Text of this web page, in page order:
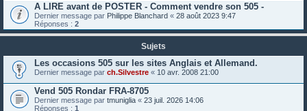
A LIRE avant de POSTER - Comment vendre son 505 -
Dernier message par Philippe Blanchard « 28 août 2023 9:47
Réponses : 2
Sujets
Les occasions 505 sur les sites Anglais et Allemand.
Dernier message par ch.Silvestre « 10 avr. 2008 21:00
Vend 505 Rondar FRA-8705
Dernier message par tmuniglia « 23 juil. 2026 14:06
Réponses : 1